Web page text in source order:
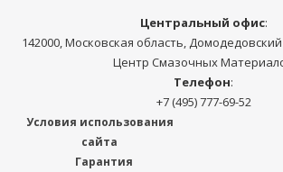
Центральный офис:
142000, Московская область,
Центр Смазочных
Телефон:
+7 (495) 777-69-52
Условия использования
сайта
Гарантия